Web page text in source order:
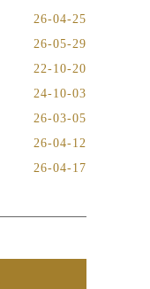
26-04-25
26-05-29
22-10-20
24-10-03
26-03-05
26-04-12
26-04-17